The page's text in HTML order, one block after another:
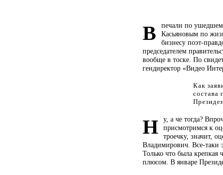
В
печали по
Касьяновым по
бизнесу поэт-
председателем
вообще в тоске. По
гендиректор «Видео
Как
состава
Н
у, а че тогда?
присмотримся к
троечку, значит,
Владимирович. Все-таки
Только что была крепкая
плюсом. В январе